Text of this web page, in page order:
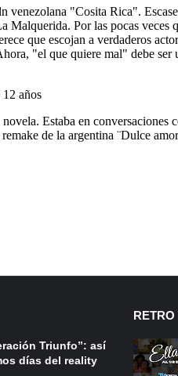
Triunfo”: así
días del reality
RETRO